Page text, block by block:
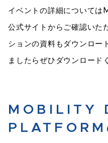
イベントの詳細につい
公式サイトからご確認いた
ションの資料もダウンロー
ましたらぜひダウンロード
MOBILITY
PLATFORM